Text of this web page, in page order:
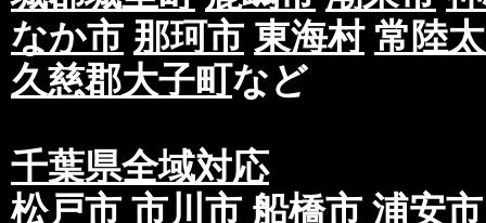
なか市 那珂市 東海村 常陸
久慈郡大子町など
千葉県全域対応
松戸市 市川市 船橋市 浦安市